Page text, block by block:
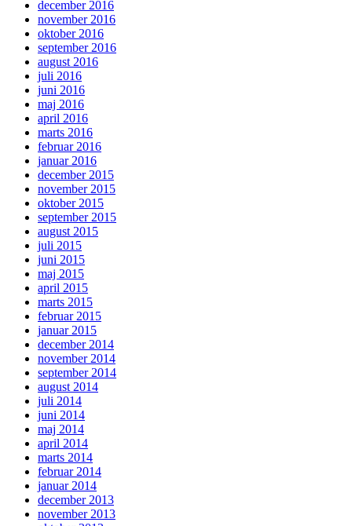
december 2016
november 2016
oktober 2016
september 2016
august 2016
juli 2016
juni 2016
maj 2016
april 2016
marts 2016
februar 2016
januar 2016
december 2015
november 2015
oktober 2015
september 2015
august 2015
juli 2015
juni 2015
maj 2015
april 2015
marts 2015
februar 2015
januar 2015
december 2014
november 2014
september 2014
august 2014
juli 2014
juni 2014
maj 2014
april 2014
marts 2014
februar 2014
januar 2014
december 2013
november 2013